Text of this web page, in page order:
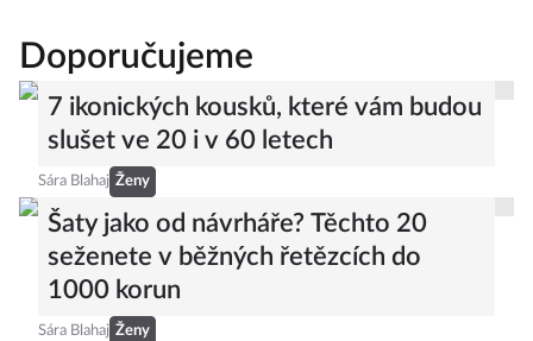
Doporučujeme
7 ikonických kousků, které vám budou
slušet ve 20 i v 60 letech
Sára Blahaj Ženy
Šaty jako od návrháře? Těchto 20
seženete v běžných řetězcích do
1000 korun
Sára Blahaj Ženy